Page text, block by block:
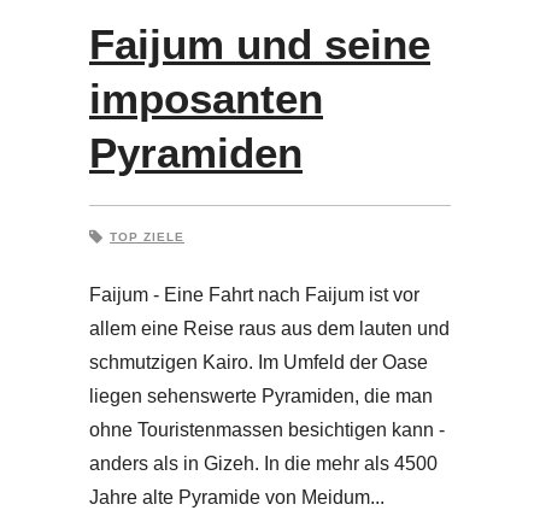
Faijum und seine
imposanten
Pyramiden
TOP ZIELE
Faijum - Eine Fahrt nach Faijum ist vor
allem eine Reise raus aus dem lauten und
schmutzigen Kairo. Im Umfeld der Oase
liegen sehenswerte Pyramiden, die man
ohne Touristenmassen besichtigen kann -
anders als in Gizeh. In die mehr als 4500
Jahre alte Pyramide von Meidum